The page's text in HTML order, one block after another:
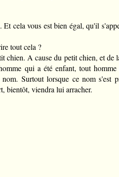
cela vous est bien égal, qu'il
tout cela ?
chien. A cause du petit chien, et de
qui a été enfant, tout
Surtout lorsque ce nom s'est
bientôt, viendra lui arracher.